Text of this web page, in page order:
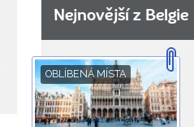
Nejnovější z Belgie
OBLÍBENÁ MÍSTA